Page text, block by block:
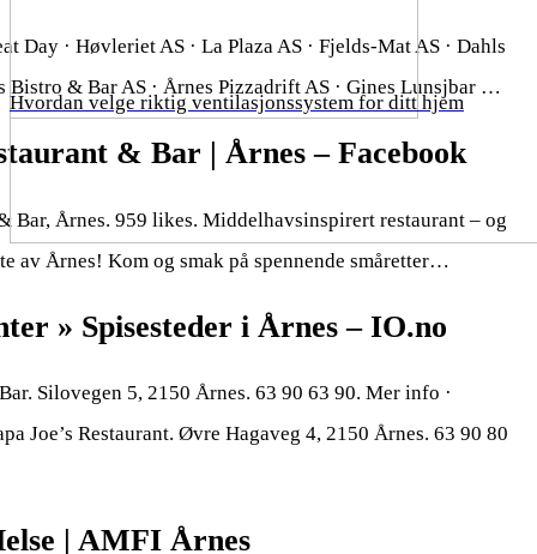
Hvordan velge riktig ventilasjonssystem for ditt hjem
Day · Høvleriet AS · La Plaza AS · Fjelds-Mat AS · Dahls
Bistro & Bar AS · Årnes Pizzadrift AS · Gines Lunsjbar …
& Bar | Årnes – Facebook
Bar, Årnes. 959 likes. Middelhavsinspirert restaurant – og
av Årnes! Kom og smak på spennende småretter…
» Spisesteder i Årnes – IO.no
Silovegen 5, 2150 Årnes. 63 90 63 90. Mer info ·
Joe’s Restaurant. Øvre Hagaveg 4, 2150 Årnes. 63 90 80
| AMFI Årnes